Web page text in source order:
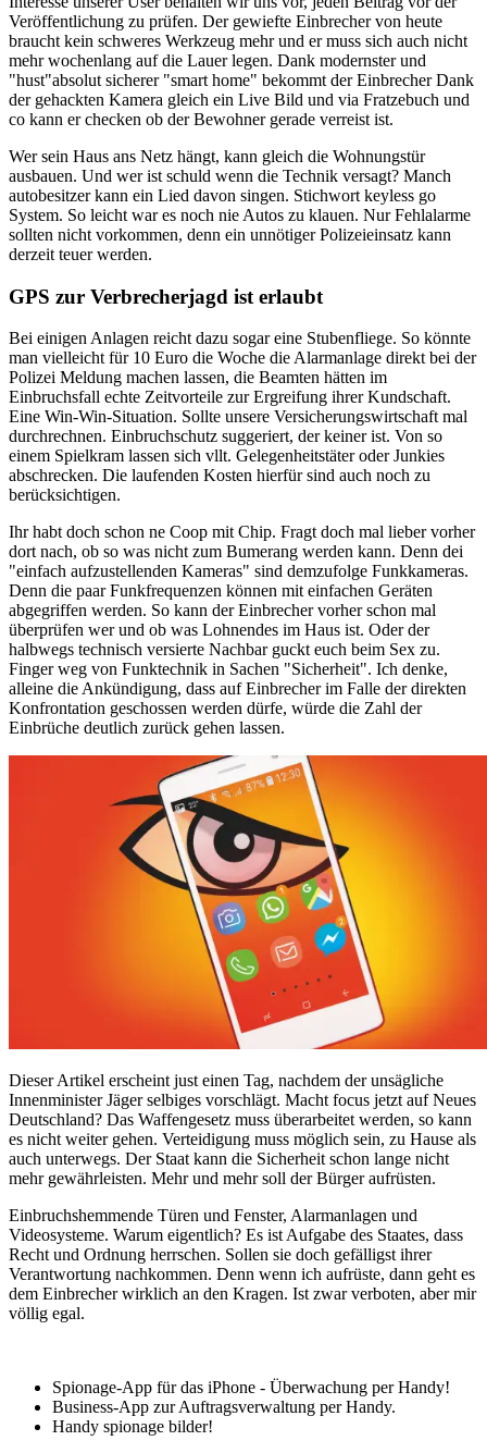
Veröffentlichung zu prüfen. Der gewiefte Einbrecher von heute
braucht kein schweres Werkzeug mehr und er muss sich auch nicht
mehr wochenlang auf die Lauer legen. Dank modernster und
"hust"absolut sicherer "smart home" bekommt der Einbrecher Dank
der gehackten Kamera gleich ein Live Bild und via Fratzebuch und
co kann er checken ob der Bewohner gerade verreist ist.
Wer sein Haus ans Netz hängt, kann gleich die Wohnungstür
ausbauen. Und wer ist schuld wenn die Technik versagt? Manch
autobesitzer kann ein Lied davon singen. Stichwort keyless go
System. So leicht war es noch nie Autos zu klauen. Nur Fehlalarme
sollten nicht vorkommen, denn ein unnötiger Polizeieinsatz kann
derzeit teuer werden.
GPS zur Verbrecherjagd ist erlaubt
Bei einigen Anlagen reicht dazu sogar eine Stubenfliege. So könnte
man vielleicht für 10 Euro die Woche die Alarmanlage direkt bei der
Polizei Meldung machen lassen, die Beamten hätten im
Einbruchsfall echte Zeitvorteile zur Ergreifung ihrer Kundschaft.
Eine Win-Win-Situation. Sollte unsere Versicherungswirtschaft mal
durchrechnen. Einbruchschutz suggeriert, der keiner ist. Von so
einem Spielkram lassen sich vllt. Gelegenheitstäter oder Junkies
abschrecken. Die laufenden Kosten hierfür sind auch noch zu
berücksichtigen.
Ihr habt doch schon ne Coop mit Chip. Fragt doch mal lieber vorher
dort nach, ob so was nicht zum Bumerang werden kann. Denn dei
"einfach aufzustellenden Kameras" sind demzufolge Funkkameras.
Denn die paar Funkfrequenzen können mit einfachen Geräten
abgegriffen werden. So kann der Einbrecher vorher schon mal
überprüfen wer und ob was Lohnendes im Haus ist. Oder der
halbwegs technisch versierte Nachbar guckt euch beim Sex zu.
Finger weg von Funktechnik in Sachen "Sicherheit". Ich denke,
alleine die Ankündigung, dass auf Einbrecher im Falle der direkten
Konfrontation geschossen werden dürfe, würde die Zahl der
Einbrüche deutlich zurück gehen lassen.
Dieser Artikel erscheint just einen Tag, nachdem der unsägliche
Innenminister Jäger selbiges vorschlägt. Macht focus jetzt auf Neues
Deutschland? Das Waffengesetz muss überarbeitet werden, so kann
es nicht weiter gehen. Verteidigung muss möglich sein, zu Hause als
auch unterwegs. Der Staat kann die Sicherheit schon lange nicht
mehr gewährleisten. Mehr und mehr soll der Bürger aufrüsten.
Einbruchshemmende Türen und Fenster, Alarmanlagen und
Videosysteme. Warum eigentlich? Es ist Aufgabe des Staates, dass
Recht und Ordnung herrschen. Sollen sie doch gefälligst ihrer
Verantwortung nachkommen. Denn wenn ich aufrüste, dann geht es
dem Einbrecher wirklich an den Kragen. Ist zwar verboten, aber mir
völlig egal.
Spionage-App für das iPhone - Überwachung per Handy!
Business-App zur Auftragsverwaltung per Handy.
Handy spionage bilder!